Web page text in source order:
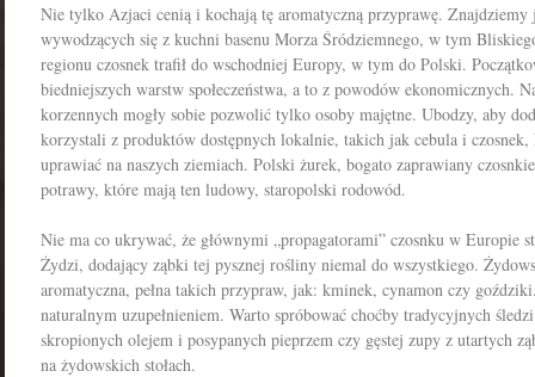
Nie tylko Azjaci cenią i kochają tę aromatyczną przyprawę.
wywodzących się z kuchni basenu Morza Śródziemnego, w tym
regionu czosnek trafił do wschodniej Europy, w tym do Polski.
biedniejszych warstw społeczeństwa, a to z powodów ekonomicznych.
korzennych mogły sobie pozwolić tylko osoby majętne. Ubodzy, aby
korzystali z produktów dostępnych lokalnie, takich jak cebula i czosnek,
uprawiać na naszych ziemiach. Polski żurek, bogato zaprawiany
potrawy, które mają ten ludowy, staropolski rodowód.
Nie ma co ukrywać, że głównymi „propagatorami” czosnku w Europie
Żydzi, dodający ząbki tej pysznej rośliny niemal do wszystkiego.
aromatyczna, pełna takich przypraw, jak: kminek, cynamon czy
naturalnym uzupełnieniem. Warto spróbować choćby tradycyjnych
skropionych olejem i posypanych pieprzem czy gęstej zupy z utartych
na żydowskich stołach.